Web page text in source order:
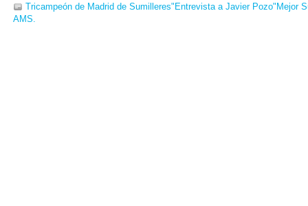
Tricampeón de Madrid de Sumilleres"Entrevista a Javier Pozo"Mejor
AMS.